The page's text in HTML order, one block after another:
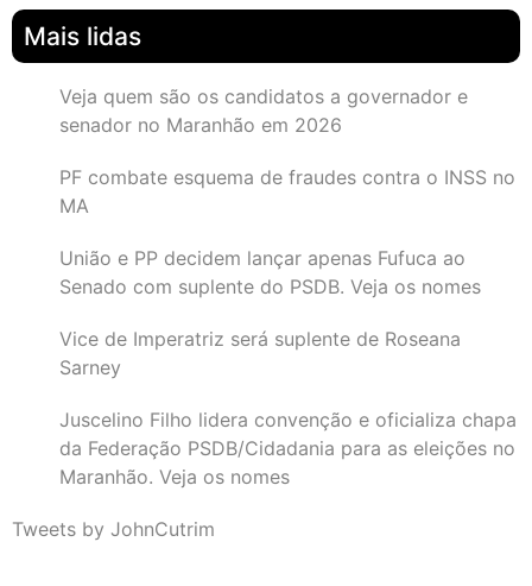
Mais lidas
Veja quem são os candidatos a governador e
senador no Maranhão em 2026
PF combate esquema de fraudes contra o INSS no
MA
União e PP decidem lançar apenas Fufuca ao
Senado com suplente do PSDB. Veja os nomes
Vice de Imperatriz será suplente de Roseana
Sarney
Juscelino Filho lidera convenção e oficializa chapa
da Federação PSDB/Cidadania para as eleições no
Maranhão. Veja os nomes
Tweets by JohnCutrim